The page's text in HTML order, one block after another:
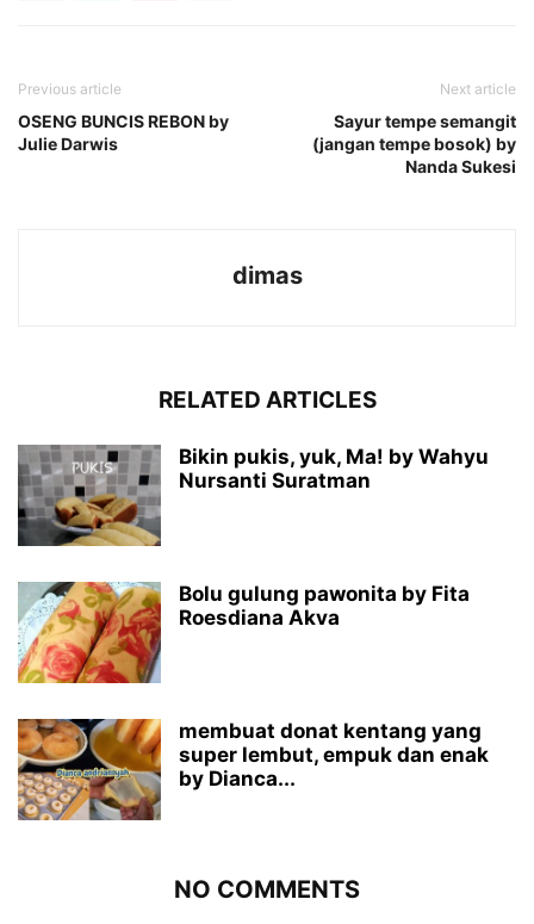
Previous article
OSENG BUNCIS REBON by
Julie Darwis
Next article
Sayur tempe semangit
(jangan tempe bosok) by
Nanda Sukesi
dimas
RELATED ARTICLES
Bikin pukis, yuk, Ma! by Wahyu
Nursanti Suratman
Bolu gulung pawonita by Fita
Roesdiana Akva
membuat donat kentang yang
super lembut, empuk dan enak
by Dianca...
NO COMMENTS